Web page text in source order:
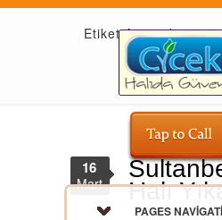
PAGES
Etiket Arşivi: bünyen
Halı
16
Mart